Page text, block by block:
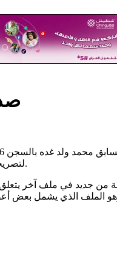
لتصريحات عسكري حول ملابسات إطلاق النار على الرئيس فى 2012.
من جديد في ملف آخر